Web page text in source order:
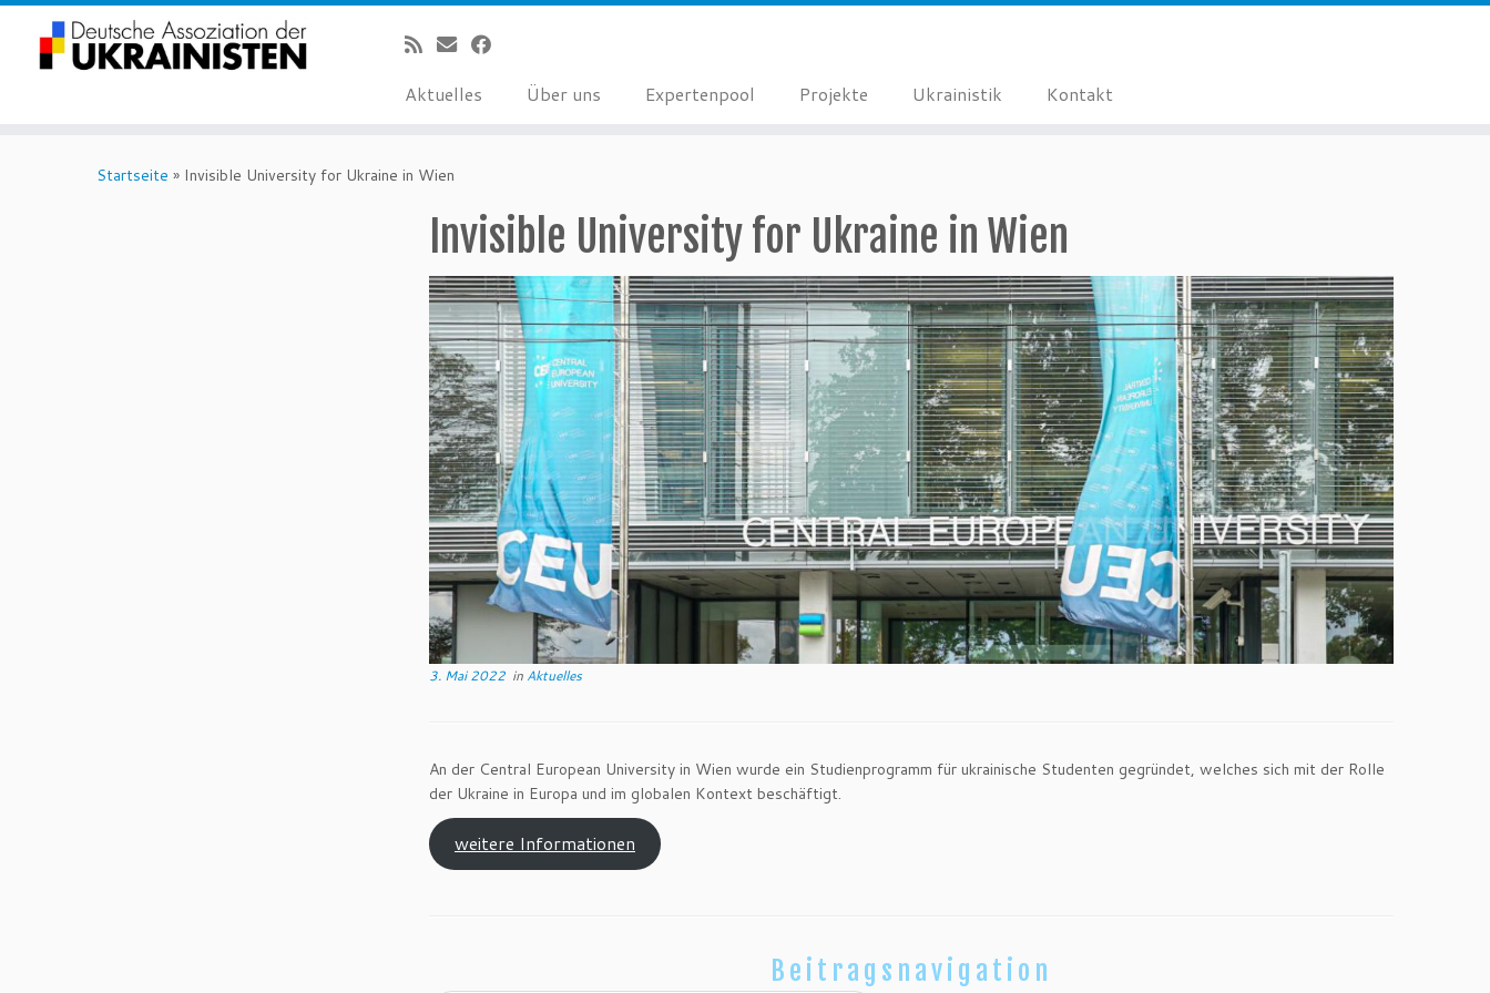
Aktuelles Über uns Expertenpool Projekte Ukrainistik Kontakt
Startseite » Invisible University for Ukraine in Wien
Invisible University for Ukraine in Wien
3. Mai 2022 in Aktuelles
An der Central European University in Wien wurde ein Studienprogramm für ukrainische Studenten gegründet, welches sich mit der Rolle
der Ukraine in Europa und im globalen Kontext beschäftigt.
weitere Informationen
Beitragsnavigation